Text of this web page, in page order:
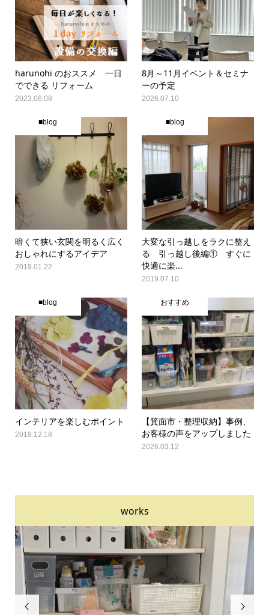
harunohi のおススメ 一日
でできる リフォーム
2023.06.08
8月～11月イベント＆セミナ
ーの予定
2026.07.10
■blog
暗くて狭い玄関を明るく広く
おしゃれにするアイデア
2019.01.22
■blog
大変な引っ越しをラクに整え
る 引っ越し後編① すぐに
快適に楽...
2019.07.10
■blog
インテリアを楽しむポイント
2018.12.18
おすすめ
【箕面市・整理収納】事例、
お客様の声をアップしました
2026.03.12
works
 